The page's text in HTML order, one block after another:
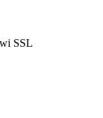
SSL